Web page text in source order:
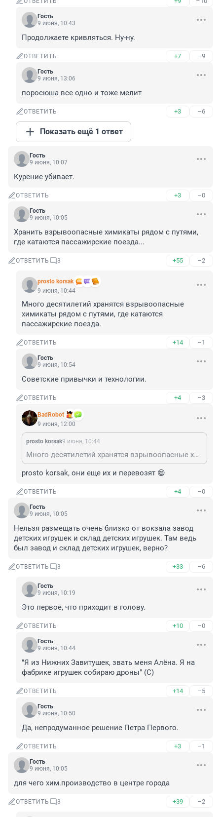
Гость
9 июня, 10:43
Продолжаете кривляться. Ну-ну.
ОТВЕТИТЬ +7 –9
Гость
9 июня, 13:06
поросюша все одно и тоже мелит
ОТВЕТИТЬ +3 –6
Показать ещё 1 ответ
Гость
9 июня, 10:07
Курение убивает.
ОТВЕТИТЬ +3 –0
Гость
9 июня, 10:05
Хранить взрывоопасные химикаты рядом с путями,
где катаются пассажирские поезда...
ОТВЕТИТЬ 3 +55 –2
prosto korsak
9 июня, 10:44
Много десятилетий хранятся взрывоопасные
химикаты рядом с путями, где катаются
пассажирские поезда.
ОТВЕТИТЬ +14 –1
Гость
9 июня, 10:54
Советские привычки и технологии.
ОТВЕТИТЬ +4 –3
BadRobot
9 июня, 12:00
prosto korsak9 июня, 10:44
Много десятилетий хранятся взрывоопасные химикаты рядом с путями, где катаются пассажирские поезда.
prosto korsak, они еще их и перевозят 😄
ОТВЕТИТЬ +4 –0
Гость
9 июня, 10:05
Нельзя размещать очень близко от вокзала завод
детских игрушек и склад детских игрушек. Там ведь
был завод и склад детских игрушек, верно?
ОТВЕТИТЬ 3 +33 –6
Гость
9 июня, 10:19
Это первое, что приходит в голову.
ОТВЕТИТЬ +10 –0
Гость
9 июня, 10:44
"Я из Нижних Завитушек, звать меня Алёна. Я на
фабрике игрушек собираю дроны" (С)
ОТВЕТИТЬ +14 –5
Гость
9 июня, 10:50
Да, непродуманное решение Петра Первого.
ОТВЕТИТЬ +3 –1
Гость
9 июня, 10:05
для чего хим.производство в центре города
ОТВЕТИТЬ 3 +39 –2